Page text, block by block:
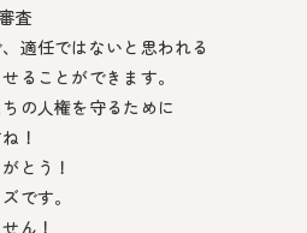
査
適任ではないと思われる
ることができます。
の人権を守るために
！
とう！
です。
ん！